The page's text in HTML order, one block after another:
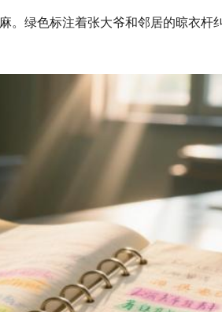
绿色标注着张大爷和邻居的晾衣